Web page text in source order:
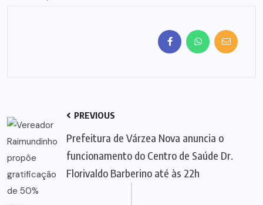
PREVIOUS
Prefeitura de Várzea Nova anuncia o
funcionamento do Centro de Saúde Dr.
Florivaldo Barberino até às 22h